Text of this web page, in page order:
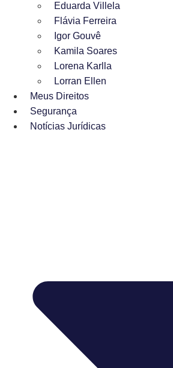
Eduarda Villela
Flávia Ferreira
Igor Gouvê
Kamila Soares
Lorena Karlla
Lorran Ellen
Meus Direitos
Segurança
Notícias Jurídicas